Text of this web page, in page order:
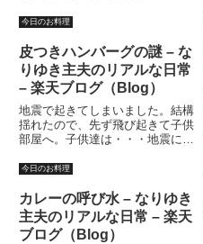
す。生きててよかった?と思った
ありがとうございます！日記書か
ないと、露骨にランク下がりま
す。（８０位...
今日のお料理
皮つきハンバーグの謎 – な
りゆき主夫のリアルな日常
– 楽天ブログ（Blog）
地震で起きてしまいました。結構
揺れたので、先ず飛び起きて子供
部屋へ。子供達は・・・地震に気
うかと思ったけど、なんだか目が
から日記書いてます。考えてみる
と、失業して日が浅いうち...
今日のお料理
カレーの呼び水 – なりゆき
主夫のリアルな日常 – 楽天
ブログ（Blog）